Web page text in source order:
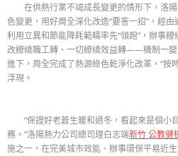
在供熱行業不竭成長變更的情形下，洛陽
色變更，用好周全深化改造“要害一招”，經
利用立異和節能降耗範疇率先“領跑”，辦事
改繚繞職工轉、一切繚繞效益轉——機制一變
進下，周全完成了熱源綠色乾淨化改革，“按
浮現。
“保證好老蒼生暖和過冬，看起來是個小
務。”洛陽熱力公司總司理白志端新竹 公教健
施之一，在完美城市效能、辦事環保平易近